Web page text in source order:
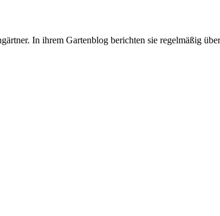
In ihrem Gartenblog berichten sie regelmäßig